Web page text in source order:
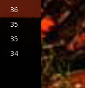
36
35
35
34